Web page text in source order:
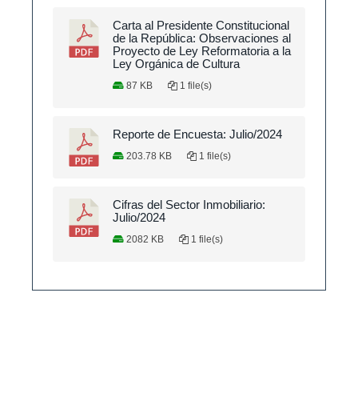
Carta al Presidente Constitucional
de la República: Observaciones al
Proyecto de Ley Reformatoria a la
Ley Orgánica de Cultura
87 KB 1 file(s)
Reporte de Encuesta: Julio/2024
203.78 KB 1 file(s)
Cifras del Sector Inmobiliario:
Julio/2024
2082 KB 1 file(s)